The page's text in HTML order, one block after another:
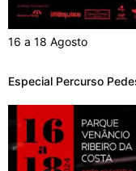
16 a 18 Agosto
Especial Percurso